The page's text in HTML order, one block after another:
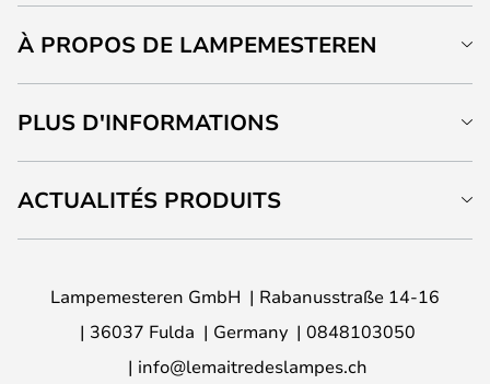
À PROPOS DE LAMPEMESTEREN
PLUS D'INFORMATIONS
ACTUALITÉS PRODUITS
Lampemesteren GmbH
Rabanusstraße 14-16
36037 Fulda
Germany
0848103050
info@lemaitredeslampes.ch